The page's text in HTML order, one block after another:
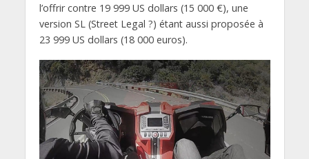
l’offrir contre 19 999 US dollars (15 000 €), une
version SL (Street Legal ?) étant aussi proposée à
23 999 US dollars (18 000 euros).